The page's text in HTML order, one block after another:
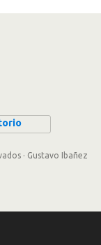
· Gustavo Ibañez